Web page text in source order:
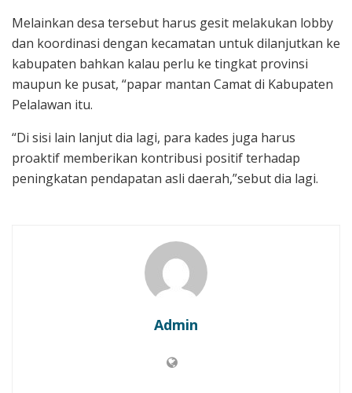
Melainkan desa tersebut harus gesit melakukan lobby
dan koordinasi dengan kecamatan untuk dilanjutkan ke
kabupaten bahkan kalau perlu ke tingkat provinsi
maupun ke pusat, “papar mantan Camat di Kabupaten
Pelalawan itu.
“Di sisi lain lanjut dia lagi, para kades juga harus
proaktif memberikan kontribusi positif terhadap
peningkatan pendapatan asli daerah,”sebut dia lagi.
Admin